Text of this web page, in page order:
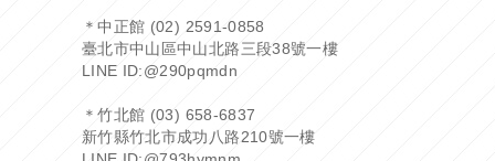
＊中正館 (02) 2591-0858
臺北市中山區中山北路三段38號一樓
LINE ID:@290pqmdn
＊竹北館 (03) 658-6837
新竹縣竹北市成功八路210號一樓